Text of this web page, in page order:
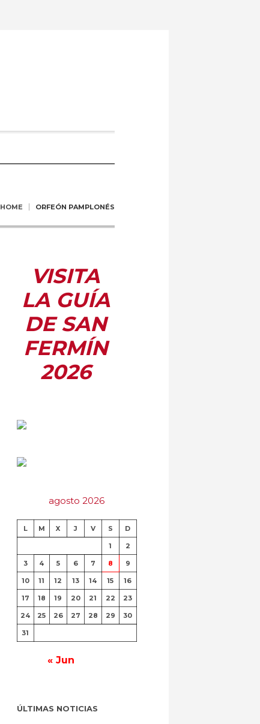
HOME ORFEÓN PAMPLONÉS
VISITA
LA GUÍA
DE SAN
FERMÍN
2026
agosto 2026
L M X J V S D
1 2
3 4 5 6 7 8 9
10 11 12 13 14 15 16
17 18 19 20 21 22 23
24 25 26 27 28 29 30
31
« Jun
ÚLTIMAS NOTICIAS